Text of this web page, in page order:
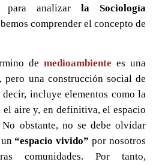
para analizarla Sociología
comprender el concepto de
de medioambiente es una
pero una construcción social de
incluye elementos como la
el aire y, en definitiva, el espacio
obstante, no se debe olvidar
un“espacio vivido” por nosotros
comunidades. Por tanto,